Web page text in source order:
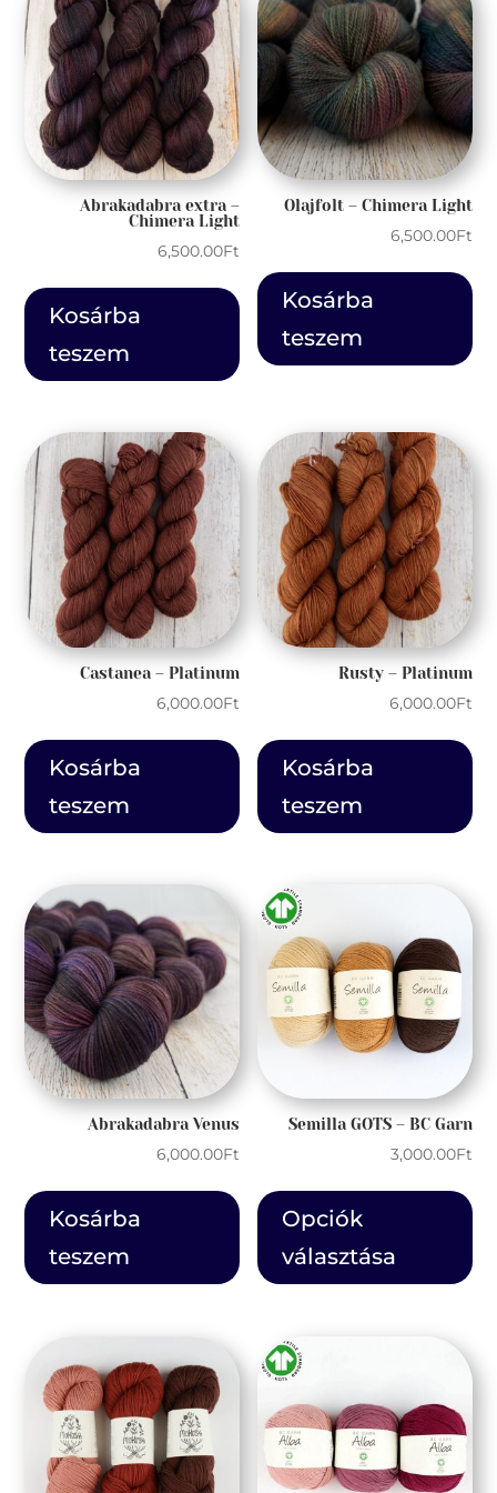
Abrakadabra extra –
Chimera Light
6,500.00Ft
Kosárba
teszem
Olajfolt – Chimera Light
6,500.00Ft
Kosárba
teszem
Castanea – Platinum
6,000.00Ft
Kosárba
teszem
Rusty – Platinum
6,000.00Ft
Kosárba
teszem
Abrakadabra Venus
6,000.00Ft
Kosárba
teszem
Semilla GOTS – BC Garn
3,000.00Ft
Opciók
választása
a